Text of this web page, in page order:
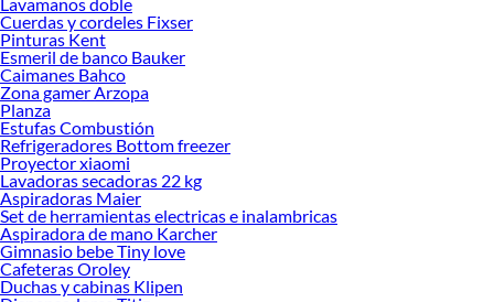
Lavamanos doble
Cuerdas y cordeles Fixser
Pinturas Kent
Esmeril de banco Bauker
Caimanes Bahco
Zona gamer Arzopa
Planza
Estufas Combustión
Refrigeradores Bottom freezer
Proyector xiaomi
Lavadoras secadoras 22 kg
Aspiradoras Maier
Set de herramientas electricas e inalambricas
Aspiradora de mano Karcher
Gimnasio bebe Tiny love
Cafeteras Oroley
Duchas y cabinas Klipen